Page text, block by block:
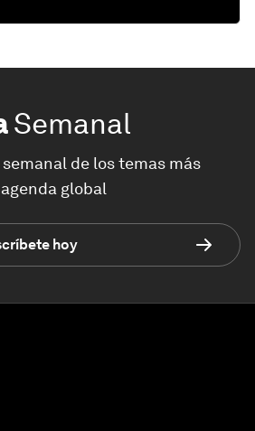
Semanal
de los temas más
global
hoy